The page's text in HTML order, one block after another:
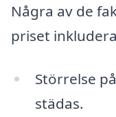
Några av de
priset
Störrelse
städas.